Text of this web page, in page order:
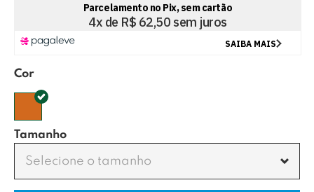
Cor
Tamanho
Selecione o tamanho